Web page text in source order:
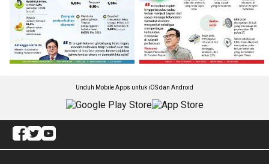
Unduh Mobile Apps untuk iOS dan Android